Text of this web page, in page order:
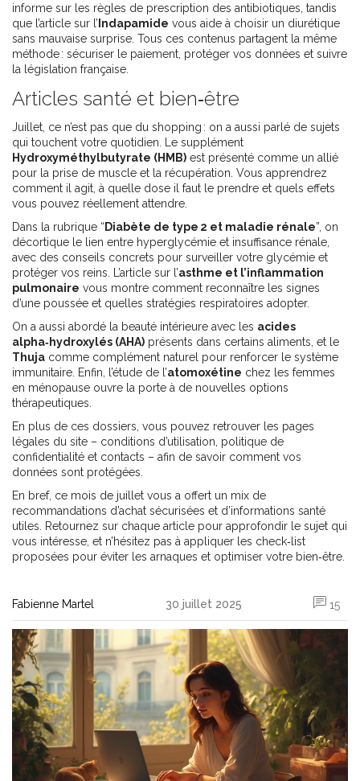
informe sur les règles de prescription des antibiotiques, tandis
que l’article sur l’ Indapamide vous aide à choisir un diurétique
sans mauvaise surprise. Tous ces contenus partagent la même
méthode : sécuriser le paiement, protéger vos données et suivre
la législation française.
Articles santé et bien‑être
Juillet, ce n’est pas que du shopping : on a aussi parlé de sujets
qui touchent votre quotidien. Le supplément
Hydroxyméthylbutyrate (HMB) est présenté comme un allié
pour la prise de muscle et la récupération. Vous apprendrez
comment il agit, à quelle dose il faut le prendre et quels effets
vous pouvez réellement attendre.
Dans la rubrique “ Diabète de type 2 et maladie rénale”, on
décortique le lien entre hyperglycémie et insuffisance rénale,
avec des conseils concrets pour surveiller votre glycémie et
protéger vos reins. L’article sur l’asthme et l’inflammation
pulmonaire vous montre comment reconnaître les signes
d’une poussée et quelles stratégies respiratoires adopter.
On a aussi abordé la beauté intérieure avec les acides
alpha‑hydroxylés (AHA) présents dans certains aliments, et le
Thuja comme complément naturel pour renforcer le système
immunitaire. Enfin, l’étude de l’atomoxétine chez les femmes
en ménopause ouvre la porte à de nouvelles options
thérapeutiques.
En plus de ces dossiers, vous pouvez retrouver les pages
légales du site – conditions d’utilisation, politique de
confidentialité et contacts – afin de savoir comment vos
données sont protégées.
En bref, ce mois de juillet vous a offert un mix de
recommandations d’achat sécurisées et d’informations santé
utiles. Retournez sur chaque article pour approfondir le sujet qui
vous intéresse, et n’hésitez pas à appliquer les check‑list
proposées pour éviter les arnaques et optimiser votre bien‑être.
Fabienne Martel 30 juillet 2025 15